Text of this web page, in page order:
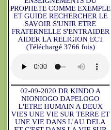
PROPHETE COMME EXEMPLE
ET GUIDE RECHERCHER LE
SAVOIR S'UNIR ETRE
FRATERNELLE S'ENTRAIDER
AIDER LA RELIGION ECT
(Téléchargé 3766 fois)
02-09-2020 DR KINDO A
NIONIOGO DAPELOGO
L'ETRE HUMAIN A DEUX
VIES UNE VIE SUR TERRE ET
UNE VIE DANS L'AU DELA